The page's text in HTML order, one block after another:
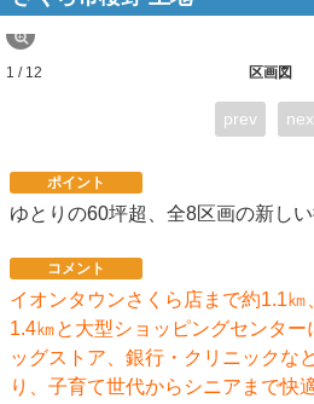
区画図
1 / 12
prev
ポイント
ゆとりの60坪超、全8区画の新しい
コメント
イオンタウンさくら店まで約1.1
1.4㎞と大型ショッピングセンタ
ッグストア、銀行・クリニックな
り、子育て世代からシニアまで快